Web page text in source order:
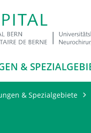
&
& Spezialgebiete